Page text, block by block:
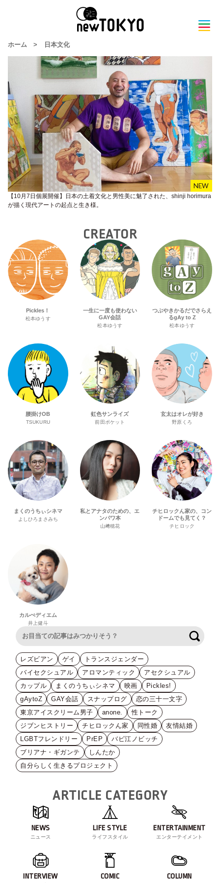
ホーム > 日本文化
【10月7日個展開催】日本の土着文化と男性美に魅了された、shinji horimura
が描く現代アートの起点と生き様。
CREATOR
Pickles！
松本ゆうす
一生に一度も使わない
GAY会話
松本ゆうす
つぶやきかるだでさらえ
るgAy to Z
松本ゆうす
腰掛けOB
TSUKURU
虹色サンライズ
前田ポケット
玄太はオレが好き
野原くろ
まくのうちぃシネマ
よしひろまさみち
私とアナタのための、エ
ンパワ本
山﨑穂花
チヒロックん家の、コン
ドームでも見てく？
チヒロック
カルぺディエム
井上健斗
レズビアン ゲイ
トランスジェンダー
バイセクシュアル
アロマンティック
アセクシュアル
カップル
まくのうちぃシネマ 映画
Pickles!
gAytoZ
GAY会話 スナップログ
恋の三十一文字
東京アイスクリーム男子
anone.
性トーク
ジブンヒストリー
チヒロックん家 同性婚
友情結婚
LGBTフレンドリー
PrEP
バビ江ノビッチ
ブリアナ・ギガンテ
しんたか
自分らしく生きるプロジェクト
ARTICLE CATEGORY
NEWS
ニュース
LIFE STYLE
ライフスタイル
ENTERTAINMENT
エンターテイメント
INTERVIEW COMIC COLUMN